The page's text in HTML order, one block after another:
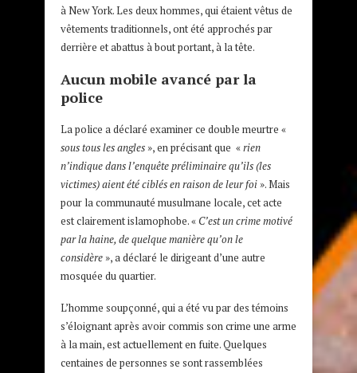
à New York. Les deux hommes, qui étaient vêtus de
vêtements traditionnels, ont été approchés par
derrière et abattus à bout portant, à la tête.
Aucun mobile avancé par la
police
La police a déclaré examiner ce double meurtre «
sous tous les angles », en précisant que «rien
n’indique dans l’enquête préliminaire qu’ils (les
victimes) aient été ciblés en raison de leur foi ». Mais
pour la communauté musulmane locale, cet acte
est clairement islamophobe. « C’est un crime motivé
par la haine, de quelque manière qu’on le
considère », a déclaré le dirigeant d’une autre
mosquée du quartier.
L’homme soupçonné, qui a été vu par des témoins
s’éloignant après avoir commis son crime une arme
à la main, est actuellement en fuite. Quelques
centaines de personnes se sont rassemblées